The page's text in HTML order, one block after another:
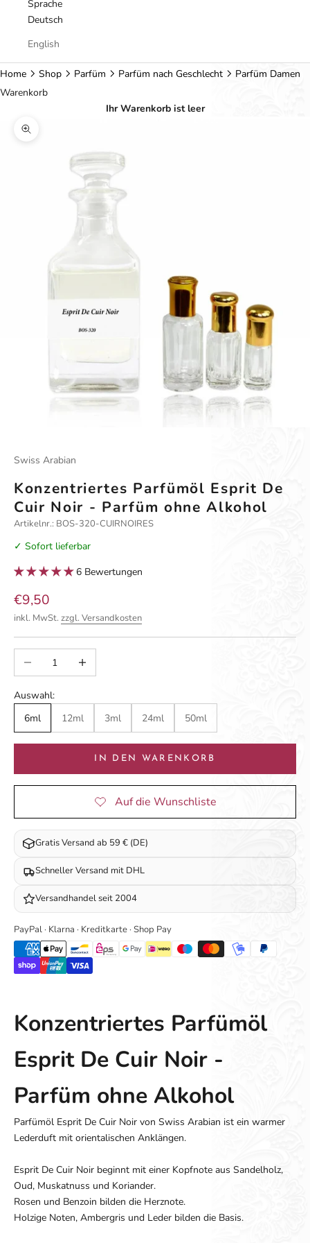
Sprache
Deutsch
English
Home Shop Parfüm Parfüm nach Geschlecht
Parfüm Damen
Warenkorb
Ihr Warenkorb ist leer
Bild vergrößern
Swiss Arabian
Konzentriertes Parfümöl Esprit De
Cuir Noir - Parfüm ohne Alkohol
Artikelnr.: BOS-320-CUIRNOIRES
✓ Sofort lieferbar
6 Bewertungen
Angebot
€9,50
inkl. MwSt. zzgl. Versandkosten
Anzahl verringernAnzahl erhöhen
Auswahl:
6ml
12ml 3ml 24ml 50ml
IN DEN WARENKORB
Gratis Versand ab 59 € (DE)
Schneller Versand mit DHL
Versandhandel seit 2004
PayPal · Klarna · Kreditkarte · Shop Pay
Konzentriertes Parfümöl
Esprit De Cuir Noir -
Parfüm ohne Alkohol
Parfümöl Esprit De Cuir Noir von Swiss Arabian ist ein warmer
Lederduft mit orientalischen Anklängen.
Esprit De Cuir Noir beginnt mit einer Kopfnote aus Sandelholz,
Oud, Muskatnuss und Koriander.
Rosen und Benzoin bilden die Herznote.
Holzige Noten, Ambergris und Leder bilden die Basis.